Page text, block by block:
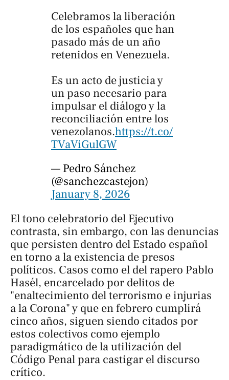
Celebramos la liberación
de los españoles que han
pasado más de un año
retenidos en Venezuela.
Es un acto de justicia y
un paso necesario para
impulsar el diálogo y la
reconciliación entre los
venezolanos.https://t.co/
TVaViGulGW
— Pedro Sánchez
(@sanchezcastejon)
January 8, 2026
El tono celebratorio del Ejecutivo
contrasta, sin embargo, con las denuncias
que persisten dentro del Estado español
en torno a la existencia de presos
políticos. Casos como el del rapero Pablo
Hasél, encarcelado por delitos de
"enaltecimiento del terrorismo e injurias
a la Corona" y que en febrero cumplirá
cinco años, siguen siendo citados por
estos colectivos como ejemplo
paradigmático de la utilización del
Código Penal para castigar el discurso
crítico.